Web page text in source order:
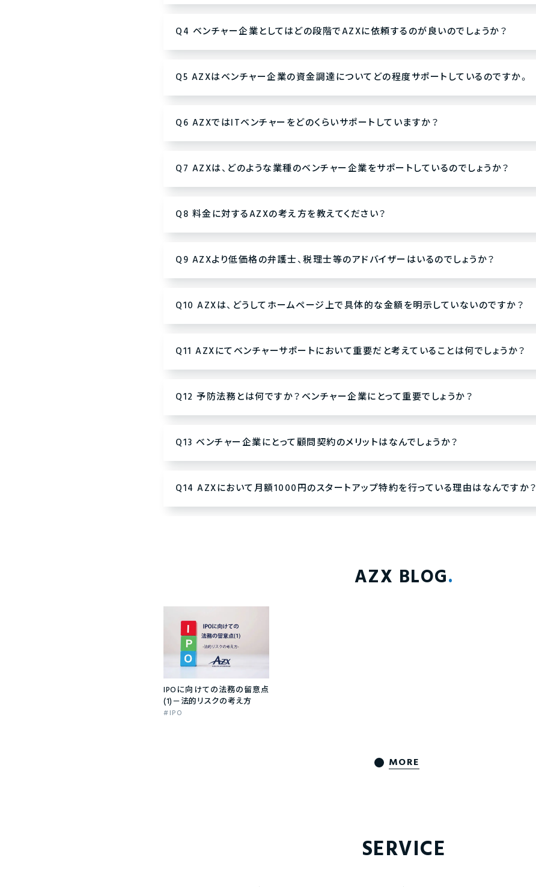
Q4 ベンチャー企業としてはどの段階でAZXに依頼するのが良いのでしょうか？
Q5 AZXはベンチャー企業の資金調達についてどの程度サポートしているのですか。
Q6 AZXではITベンチャーをどのくらいサポートしていますか？
Q7 AZXは、どのような業種のベンチャー企業をサポートしているのでしょうか？
Q8 料金に対するAZXの考え方を教えてください？
Q9 AZXより低価格の弁護士、税理士等のアドバイザーはいるのでしょうか？
Q10 AZXは、どうしてホームページ上で具体的な金額を明示していないのですか？
Q11 AZXにてベンチャーサポートにおいて重要だと考えていることは何でしょうか？
Q12 予防法務とは何ですか？ベンチャー企業にとって重要でしょうか？
Q13 ベンチャー企業にとって顧問契約のメリットはなんでしょうか？
Q14 AZXにおいて月額1000円のスタートアップ特約を行っている理由はなんですか？
AZX BLOG
IPOに向けての法務の留意点
(1)－法的リスクの考え方
IPO
MORE
SERVICE